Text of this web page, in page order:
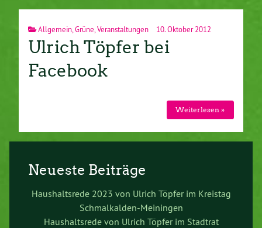
Allgemein,Grüne,Veranstaltungen 10. Oktober 2012
Ulrich Töpfer bei
Facebook
Weiterlesen »
Neueste Beiträge
Haushaltsrede 2023 von Ulrich Töpfer im Kreistag
Schmalkalden-Meiningen
Haushaltsrede von Ulrich Töpfer im Stadtrat